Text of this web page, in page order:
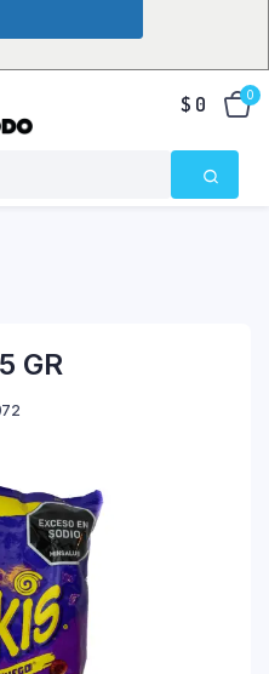
$ 0 0
GR